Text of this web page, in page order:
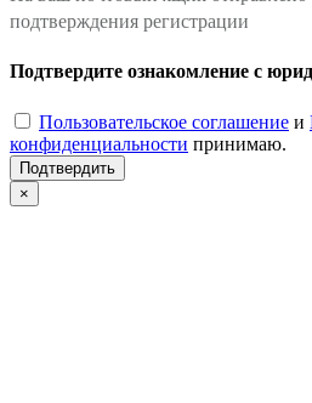
подтверждения регистрации
Подтвердите ознакомление с
Пользовательское соглашение и
конфиденциальности принимаю.
Подтвердить
×